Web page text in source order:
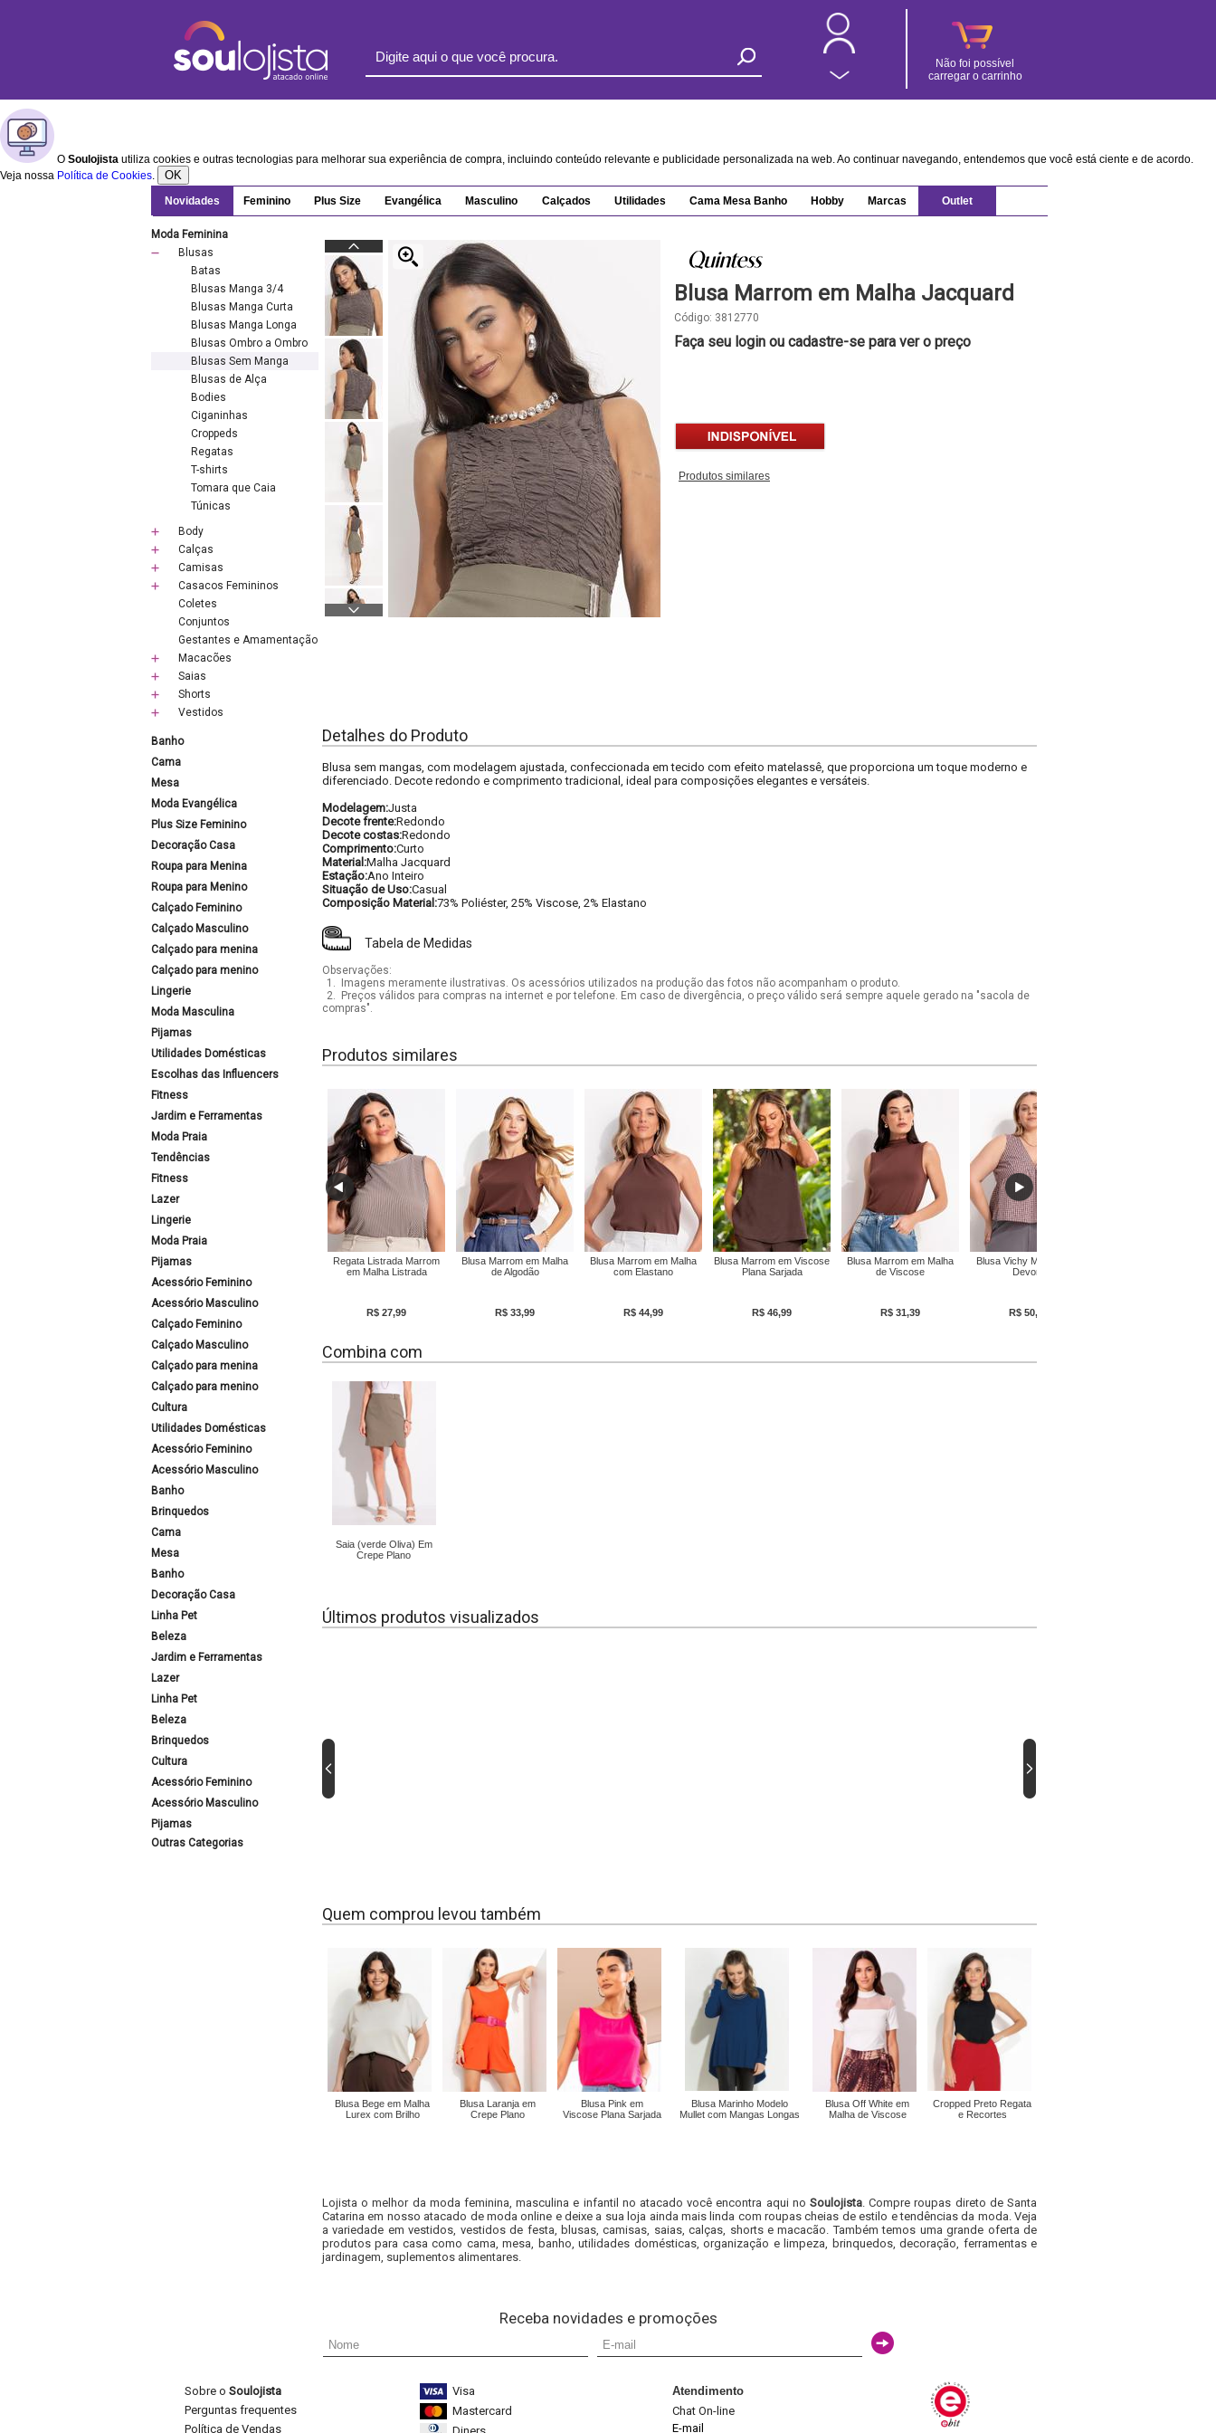
Não foi possível
carregar o carrinho
O Soulojista utiliza cookies e outras tecnologias para melhorar sua experiência de compra, incluindo conteúdo relevante e publicidade personalizada na web. Ao continuar navegando, entendemos que você está ciente e de acordo.
Veja nossa Política de Cookies. OK
Novidades Feminino Plus Size Evangélica Masculino Calçados Utilidades Cama Mesa Banho Hobby Marcas Outlet
Moda Feminina
Blusas
Batas
Blusas Manga 3/4
Blusas Manga Curta
Blusas Manga Longa
Blusas Ombro a Ombro
Blusas Sem Manga
Blusas de Alça
Bodies
Ciganinhas
Croppeds
Regatas
T-shirts
Tomara que Caia
Túnicas
Body
Calças
Camisas
Casacos Femininos
Coletes
Conjuntos
Gestantes e Amamentação
Macacões
Saias
Shorts
Vestidos
Banho
Cama
Mesa
Moda Evangélica
Plus Size Feminino
Decoração Casa
Roupa para Menina
Roupa para Menino
Calçado Feminino
Calçado Masculino
Calçado para menina
Calçado para menino
Lingerie
Moda Masculina
Pijamas
Utilidades Domésticas
Escolhas das Influencers
Fitness
Jardim e Ferramentas
Moda Praia
Tendências
Fitness
Lazer
Lingerie
Moda Praia
Pijamas
Acessório Feminino
Acessório Masculino
Calçado Feminino
Calçado Masculino
Calçado para menina
Calçado para menino
Cultura
Utilidades Domésticas
Acessório Feminino
Acessório Masculino
Banho
Brinquedos
Cama
Mesa
Banho
Decoração Casa
Linha Pet
Beleza
Jardim e Ferramentas
Lazer
Linha Pet
Beleza
Brinquedos
Cultura
Acessório Feminino
Acessório Masculino
Pijamas
Outras Categorias
Blusa Marrom em Malha Jacquard
Código: 3812770
Faça seu login ou cadastre-se para ver o preço
Produtos similares
Detalhes do Produto
Blusa sem mangas, com modelagem ajustada, confeccionada em tecido com efeito matelassê, que proporciona um toque moderno e
diferenciado. Decote redondo e comprimento tradicional, ideal para composições elegantes e versáteis.
Modelagem:Justa
Decote frente:Redondo
Decote costas:Redondo
Comprimento:Curto
Material:Malha Jacquard
Estação:Ano Inteiro
Situação de Uso:Casual
Composição Material:73% Poliéster, 25% Viscose, 2% Elastano
Tabela de Medidas
Observações:
1.
Imagens meramente ilustrativas. Os acessórios utilizados na produção das fotos não acompanham o produto.
2.
Preços válidos para compras na internet e por telefone. Em caso de divergência, o preço válido será sempre aquele gerado na "sacola de
compras".
Produtos similares
Regata Listrada Marrom
em Malha Listrada
R$ 27,99
Blusa Marrom em Malha
de Algodão
R$ 33,99
Blusa Marrom em Malha
com Elastano
R$ 44,99
Blusa Marrom em Viscose
Plana Sarjada
R$ 46,99
Blusa Marrom em Malha
de Viscose
R$ 31,39
Blusa Vichy Mini em Voil
Devore
R$ 50,59
Combina com
Saia (verde Oliva) Em
Crepe Plano
Últimos produtos visualizados
Quem comprou levou também
Blusa Bege em Malha
Lurex com Brilho
Blusa Laranja em
Crepe Plano
Blusa Pink em
Viscose Plana Sarjada
Blusa Marinho Modelo
Mullet com Mangas Longas
Blusa Off White em
Malha de Viscose
Cropped Preto Regata
e Recortes
Lojista o melhor da moda feminina, masculina e infantil no atacado você encontra aqui no Soulojista. Compre roupas direto de Santa
Catarina em nosso atacado de moda online e deixe a sua loja ainda mais linda com roupas cheias de estilo e tendências da moda. Veja
a variedade em vestidos, vestidos de festa, blusas, camisas, saias, calças, shorts e macacão. Também temos uma grande oferta de
produtos para casa como cama, mesa, banho, utilidades domésticas, organização e limpeza, brinquedos, decoração, ferramentas e
jardinagem, suplementos alimentares.
Receba novidades e promoções
Sobre o Soulojista
Perguntas frequentes
Política de Vendas
Visa
Mastercard
Atendimento
Chat On-line
E-mail